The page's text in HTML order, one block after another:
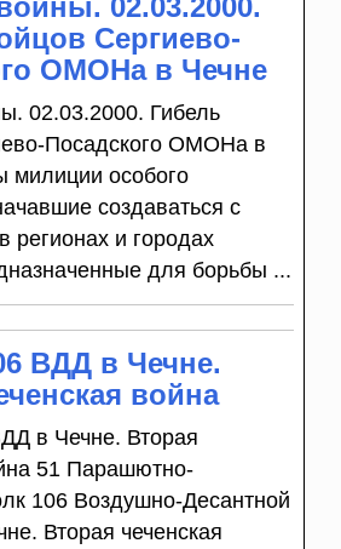
Сергиево-
ОМОНа в Чечне
02.03.2000. Гибель
Посадского ОМОНа в
милиции особого
создаваться с
регионах и городах
для борьбы ...
ВДД в Чечне.
война
в Чечне. Вторая
51 Парашютно-
106 Воздушно-Десантной
Вторая чеченская